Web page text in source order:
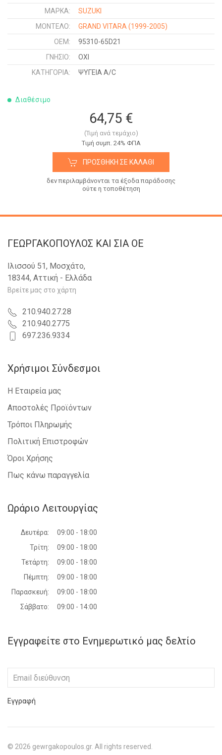
ΜΑΡΚΑ:
SUZUKI
ΜΟΝΤΕΛΟ:
GRAND VITARA (1999-2005)
OEM:
95310-65D21
ΓΝΉΣΙΟ:
ΟΧΙ
ΚΑΤΗΓΟΡΊΑ:
ΨΥΓΕΙΑ A/C
Διαθέσιμο
64,75 €
(Τιμή ανά τεμάχιο)
Tιμή συμπ. 24% ΦΠΑ
ΠΡΟΣΘΉΚΗ ΣΕ ΚΑΛΆΘΙ
δεν περιλαμβάνονται τα έξοδα παράδοσης
ούτε η τοποθέτηση
ΓΕΩΡΓΑΚΟΠΟΥΛΟΣ KAI ΣΙΑ OE
Ιλισσού 51, Μοσχάτο,
18344, Αττική - Ελλάδα
Βρείτε μας στο χάρτη
210.940.27.28
210.940.2775
697.236.9334
Χρήσιμοι Σύνδεσμοι
Η Εταιρεία μας
Αποστολές Προϊόντων
Τρόποι Πληρωμής
Πολιτική Επιστροφών
Όροι Χρήσης
Πως κάνω παραγγελία
Ωράριο Λειτουργίας
Δευτέρα:
09:00 - 18:00
Τρίτη:
09:00 - 18:00
Τετάρτη:
09:00 - 18:00
Πέμπτη:
09:00 - 18:00
Παρασκευή:
09:00 - 18:00
Σάββατο:
09:00 - 14:00
Εγγραφείτε στο Ενημερωτικό μας δελτίο
Εγγραφή
© 2026 gewrgakopoulos.gr. All rights reserved.